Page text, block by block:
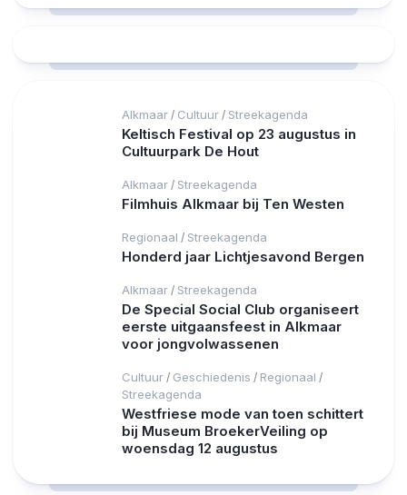
Alkmaar / Cultuur / Streekagenda
Keltisch Festival op 23 augustus in
Cultuurpark De Hout
Alkmaar / Streekagenda
Filmhuis Alkmaar bij Ten Westen
Regionaal / Streekagenda
Honderd jaar Lichtjesavond Bergen
Alkmaar / Streekagenda
De Special Social Club organiseert
eerste uitgaansfeest in Alkmaar
voor jongvolwassenen
Cultuur / Geschiedenis / Regionaal /
Streekagenda
Westfriese mode van toen schittert
bij Museum BroekerVeiling op
woensdag 12 augustus